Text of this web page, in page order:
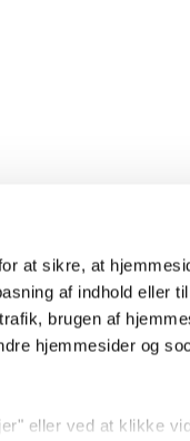
at sikre, at
af indhold eller
brugen af
hjemmesider og
eller ved at klikke